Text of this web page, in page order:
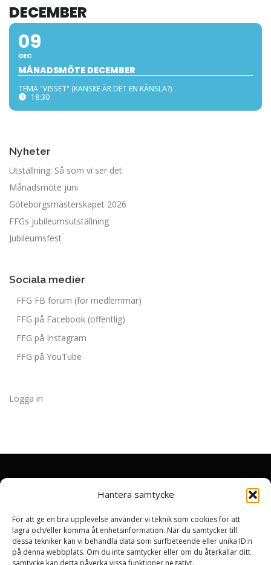
Hantera samtycke
För att ge en bra upplevelse använder vi teknik som cookies för att
lagra och/eller komma åt enhetsinformation. När du samtycker till
dessa tekniker kan vi behandla data som surfbeteende eller unika ID:n
på denna webbplats. Om du inte samtycker eller om du återkallar ditt
samtycke kan detta påverka vissa funktioner negativt.
DECEMBER
09
DEC
MÅNADSMÖTE DECEMBER
TEMA "VISSET" (KANSKE ÄR DET EN KÄNSLA?)
18:30
Nyheter
Utställning: Så som vi ser det
Månadsmöte juni
Göteborgsmästerskapet 2026
FFGs jubileumsutställning
Jubileumsfest
Sociala medier
FFG FB forum (för medlemmar)
FFG på Facebook (offentlig)
FFG på Instagram
FFG på YouTube
Logga in
Vi sponsras av: